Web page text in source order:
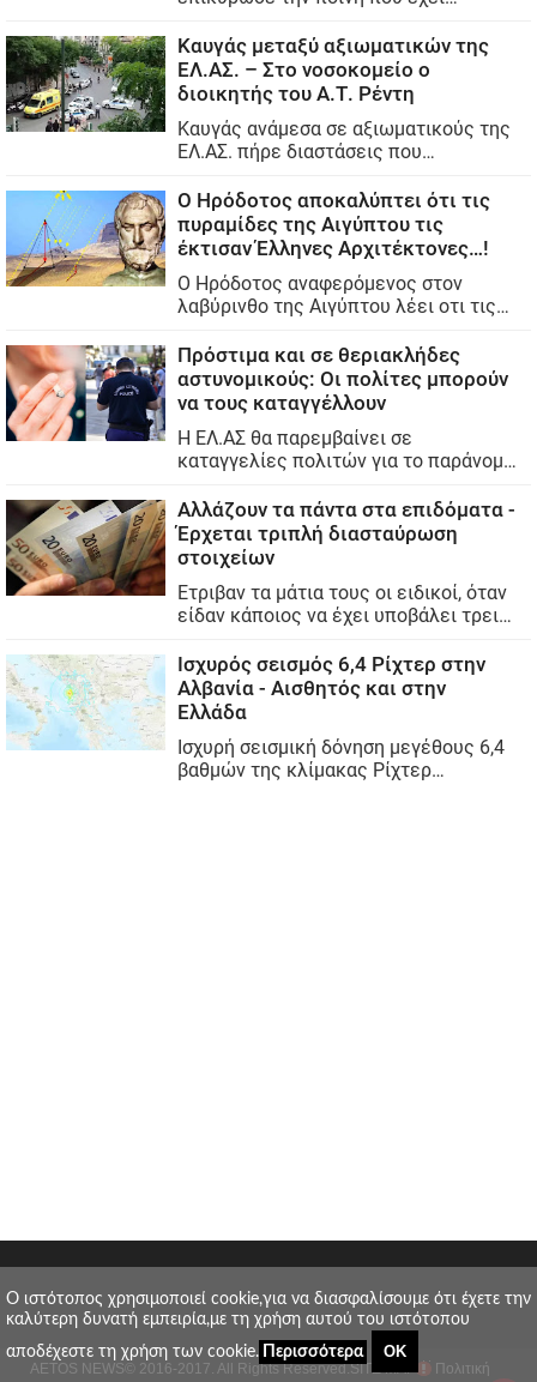
AETOS NEWS © 2016-2017. All Rights Reserved.SITE MAP Πολιτική
O ιστότοπος χρησιμοποιεί cookie,για να διασφαλίσουμε ότι έχετε την
καλύτερη δυνατή εμπειρία,με τη χρήση αυτού του ιστότοπου
αποδέχεστε τη χρήση των cookie.
Περισσότερα ΟΚ